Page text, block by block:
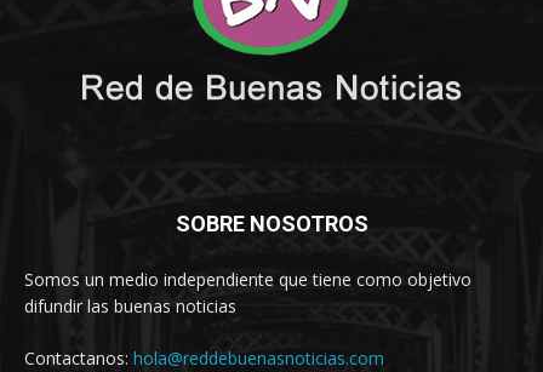
SOBRE NOSOTROS
Somos un medio independiente que tiene como objetivo
difundir las buenas noticias
Contactanos: hola@reddebuenasnoticias.com